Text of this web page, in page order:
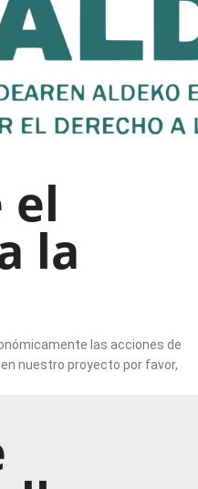
el
la
las acciones de
nuestro proyecto por favor,